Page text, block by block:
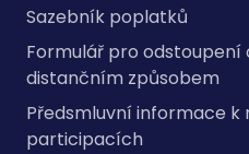
Sazebník poplatků
Formulář pro odstoupení
distančním způsobem
Předsmluvní informace k
participacích